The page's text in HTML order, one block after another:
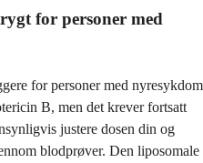
for personer med
for personer med nyresykdom
B, men det krever fortsatt
justere dosen din og
blodprøver. Den liposomale